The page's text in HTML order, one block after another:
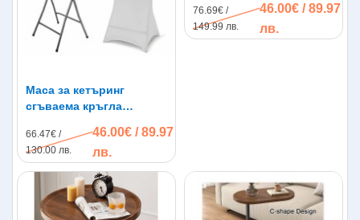
Маса за кетъринг
сгъваема кръгла
66.47€ /
130.00 лв.
46.00€ / 89.97
лв.
76.69€ /
149.99 лв.
46.00€ / 89.97
лв.